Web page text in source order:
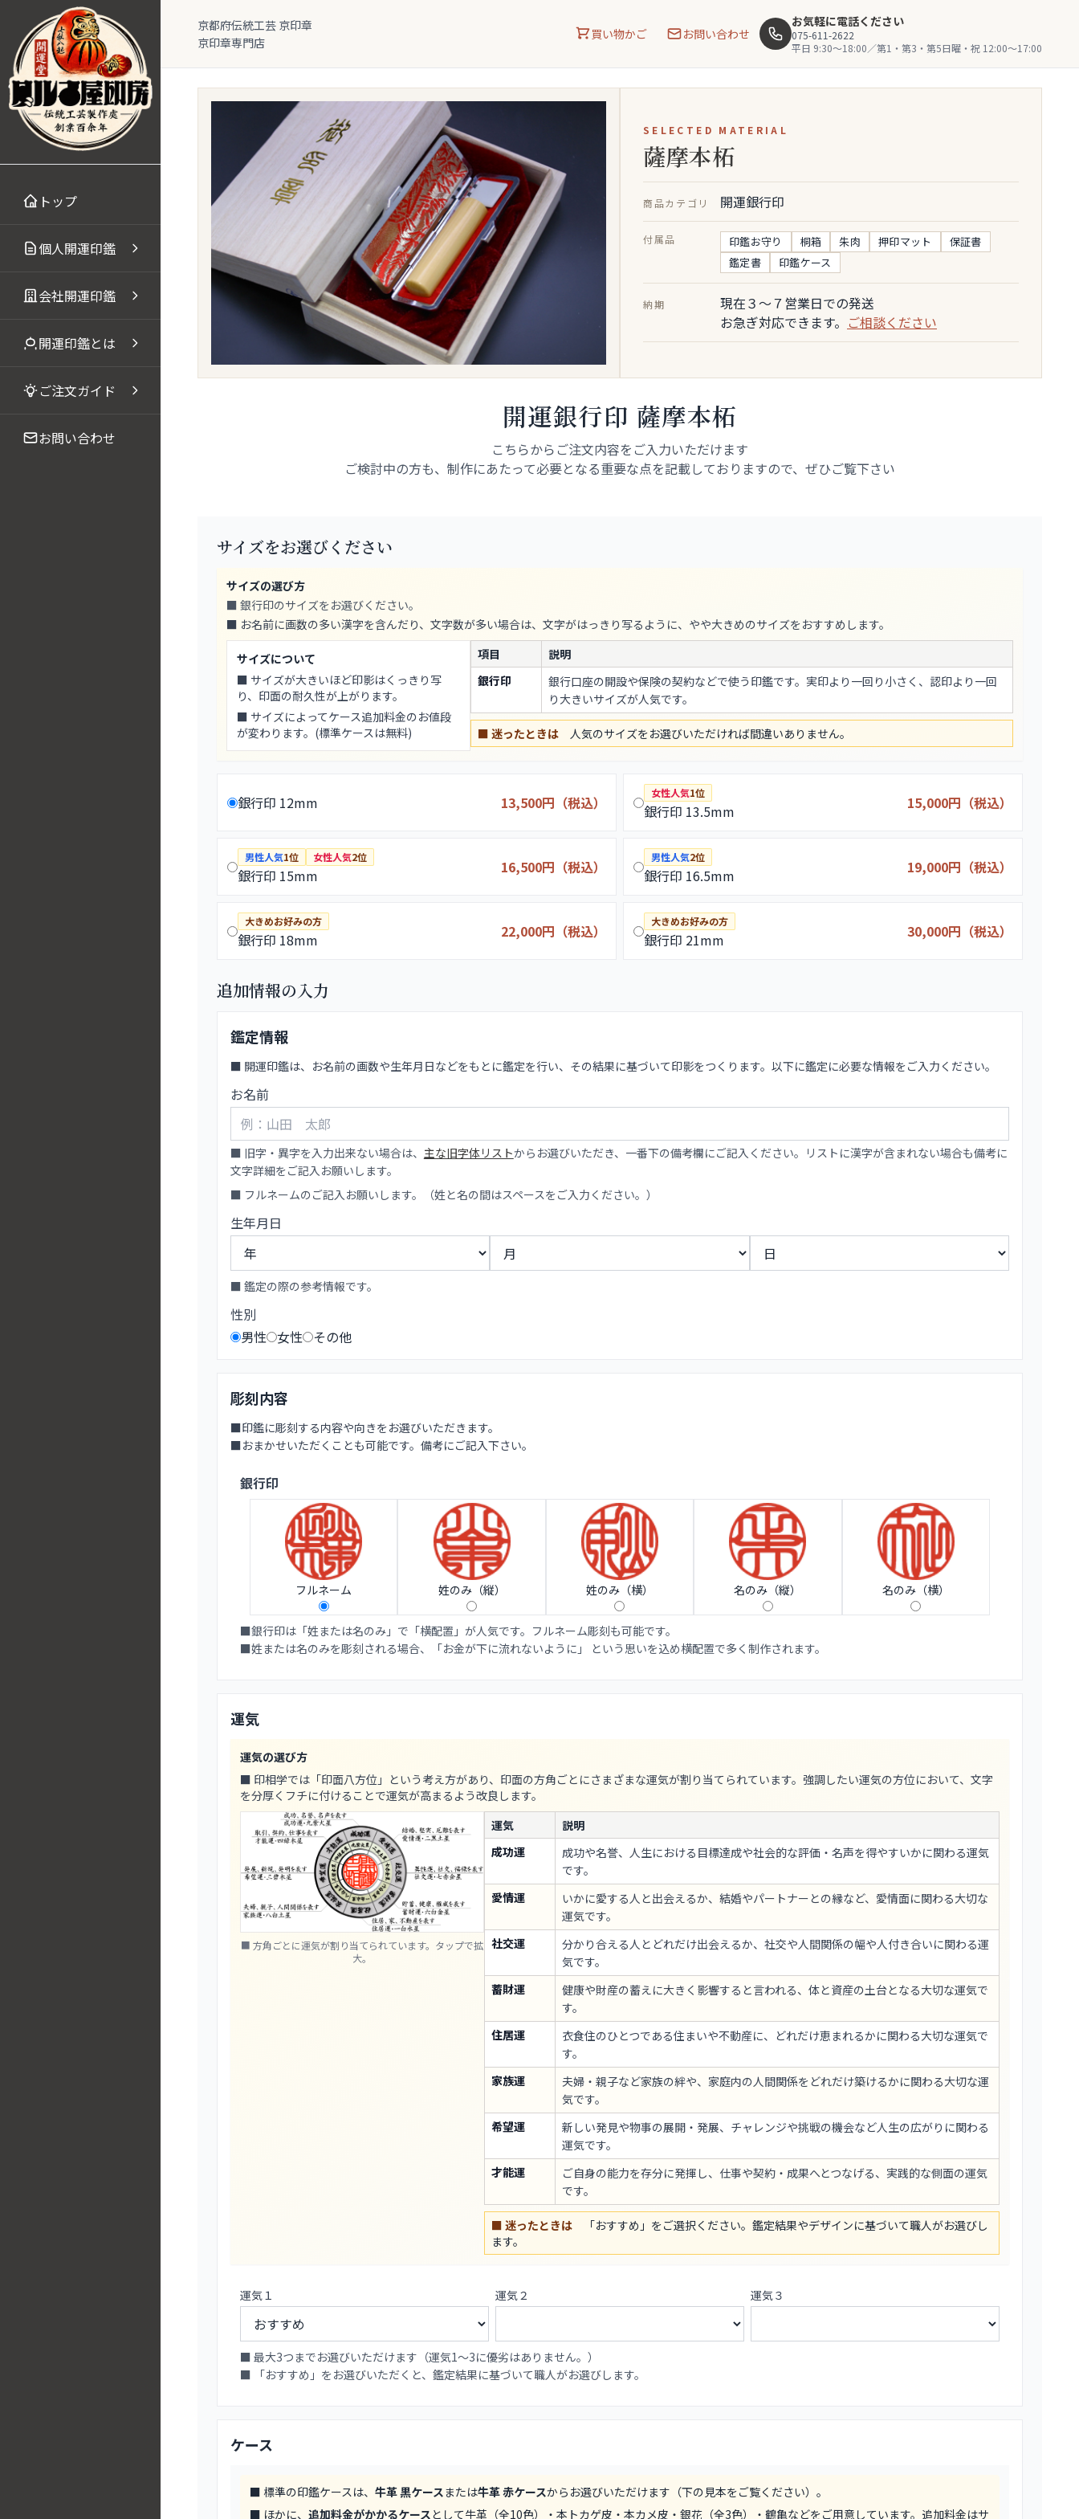
本文へスキップ
トップ
個人開運印鑑
会社開運印鑑
開運印鑑とは
ご注文ガイド
お問い合わせ
京都府伝統工芸 京印章
京印章専門店
買い物かご お問い合わせ
お気軽に電話ください
075-611-2622
平日 9:30〜18:00／第1・第3・第5日曜・祝 12:00〜17:00
SELECTED MATERIAL
薩摩本柘
商品カテゴリ 開運銀行印
付属品 印鑑お守り 桐箱 朱肉 押印マット
保証書
鑑定書
印鑑ケース
納期
現在３～７営業日での発送
お急ぎ対応できます。 ご相談ください
開運銀行印 薩摩本柘
こちらからご注文内容をご入力いただけます
ご検討中の方も、制作にあたって必要となる重要な点を記載しておりますので、ぜひご覧下さい
サイズをお選びください
サイズの選び方
■ 銀行印のサイズをお選びください。
■ お名前に画数の多い漢字を含んだり、文字数が多い場合は、文字がはっきり写るように、やや大きめのサイズをおすすめします。
サイズについて
■ サイズが大きいほど印影はくっきり写
り、印面の耐久性が上がります。
■ サイズによってケース追加料金のお値段
が変わります。(標準ケースは無料)
項目
説明
銀行印
銀行口座の開設や保険の契約などで使う印鑑です。実印より一回り小さく、認印より一回
り大きいサイズが人気です。
■ 迷ったときは人気のサイズをお選びいただければ間違いありません。
銀行印 12mm 13,500円（税込）
女性人気1位
銀行印 13.5mm 15,000円（税込）
男性人気1位 女性人気2位
銀行印 15mm 16,500円（税込）
男性人気2位
銀行印 16.5mm 19,000円（税込）
大きめお好みの方
銀行印 18mm 22,000円（税込）
大きめお好みの方
銀行印 21mm 30,000円（税込）
追加情報の入力
鑑定情報
■ 開運印鑑は、お名前の画数や生年月日などをもとに鑑定を行い、その結果に基づいて印影をつくります。以下に鑑定に必要な情報をご入力ください。
お名前
■ 旧字・異字を入力出来ない場合は、 主な旧字体リストからお選びいただき、一番下の備考欄にご記入ください。リストに漢字が含まれない場合も備考に
文字詳細をご記入お願いします。
■ フルネームのご記入お願いします。（姓と名の間はスペースをご入力ください。）
生年月日
■ 鑑定の際の参考情報です。
性別
男性 女性 その他
彫刻内容
■印鑑に彫刻する内容や向きをお選びいただきます。
■おまかせいただくことも可能です。備考にご記入下さい。
銀行印
フルネーム 姓のみ（縦） 姓のみ（横） 名のみ（縦） 名のみ（横）
■銀行印は「姓または名のみ」で「横配置」が人気です。フルネーム彫刻も可能です。
■姓または名のみを彫刻される場合、「お金が下に流れないように」 という思いを込め横配置で多く制作されます。
運気
運気の選び方
■ 印相学では「印面八方位」という考え方があり、印面の方角ごとにさまざまな運気が割り当てられています。強調したい運気の方位において、文字
を分厚くフチに付けることで運気が高まるよう改良します。
■ 方角ごとに運気が割り当てられています。タップで拡
大。
運気
説明
成功運
成功や名誉、人生における目標達成や社会的な評価・名声を得やすいかに関わる運気
です。
愛情運
いかに愛する人と出会えるか、結婚やパートナーとの縁など、愛情面に関わる大切な
運気です。
社交運
分かり合える人とどれだけ出会えるか、社交や人間関係の幅や人付き合いに関わる運
気です。
蓄財運
健康や財産の蓄えに大きく影響すると言われる、体と資産の土台となる大切な運気で
す。
住居運
衣食住のひとつである住まいや不動産に、どれだけ恵まれるかに関わる大切な運気で
す。
家族運
夫婦・親子など家族の絆や、家庭内の人間関係をどれだけ築けるかに関わる大切な運
気です。
希望運
新しい発見や物事の展開・発展、チャレンジや挑戦の機会など人生の広がりに関わる
運気です。
才能運
ご自身の能力を存分に発揮し、仕事や契約・成果へとつなげる、実践的な側面の運気
です。
■ 迷ったときは「おすすめ」をご選択ください。鑑定結果やデザインに基づいて職人がお選びし
ます。
運気１ 運気２ 運気３
■ 最大3つまでお選びいただけます（運気1〜3に優劣はありません。）
■ 「おすすめ」をお選びいただくと、鑑定結果に基づいて職人がお選びします。
ケース
■ 標準の印鑑ケースは、 牛革 黒ケースまたは牛革 赤ケースからお選びいただけます（下の見本をご覧ください）。
■ ほかに、 追加料金がかかるケースとして牛革（全10色）・本トカゲ皮・本カメ皮・銀花（全3色）・鶴亀などをご用意しています。追加料金はサ